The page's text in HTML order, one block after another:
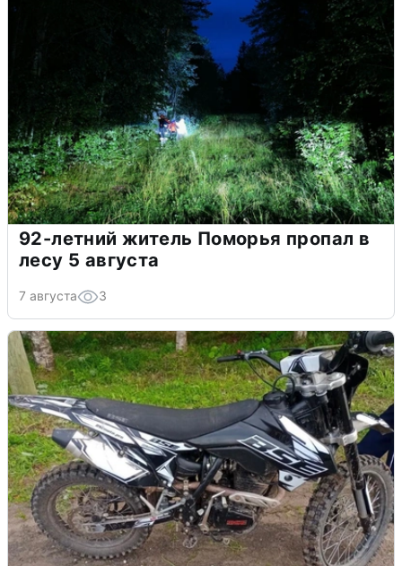
92-летний житель Поморья пропал в
лесу 5 августа
7 августа 3